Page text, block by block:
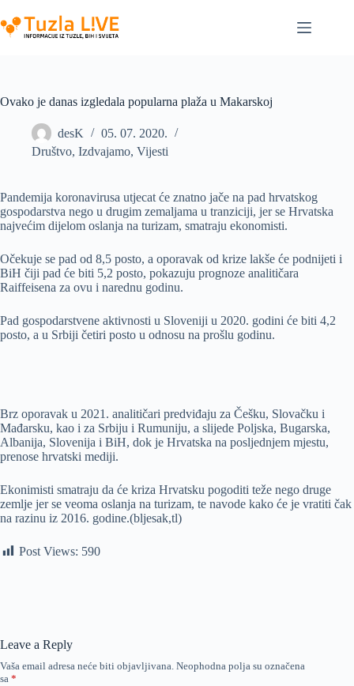
to
content
Ovako je danas izgledala popularna plaža u Makarskoj
desK
05. 07. 2020.
Društvo, Izdvajamo, Vijesti
Pandemija koronavirusa utjecat će znatno jače na pad hrvatskog
gospodarstva nego u drugim zemaljama u tranziciji, jer se Hrvatska
najvećim dijelom oslanja na turizam, smatraju ekonomisti.
Očekuje se pad od 8,5 posto, a oporavak od krize lakše će podnijeti i
BiH čiji pad će biti 5,2 posto, pokazuju prognoze analitičara
Raiffeisena za ovu i narednu godinu.
Pad gospodarstvene aktivnosti u Sloveniji u 2020. godini će biti 4,2
posto, a u Srbiji četiri posto u odnosu na prošlu godinu.
Brz oporavak u 2021. analitičari predviđaju za Češku, Slovačku i
Mađarsku, kao i za Srbiju i Rumuniju, a slijede Poljska, Bugarska,
Albanija, Slovenija i BiH, dok je Hrvatska na posljednjem mjestu,
prenose hrvatski mediji.
Ekonimisti smatraju da će kriza Hrvatsku pogoditi teže nego druge
zemlje jer se veoma oslanja na turizam, te navode kako će je vratiti čak
na razinu iz 2016. godine.(bljesak,tl)
Post Views: 590
Leave a Reply
Vaša email adresa neće biti objavljivana. Neophodna polja su označena
sa *